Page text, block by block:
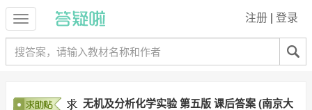
注册 登录
无机及分析化学实验 第五版 课后答案 (南京大